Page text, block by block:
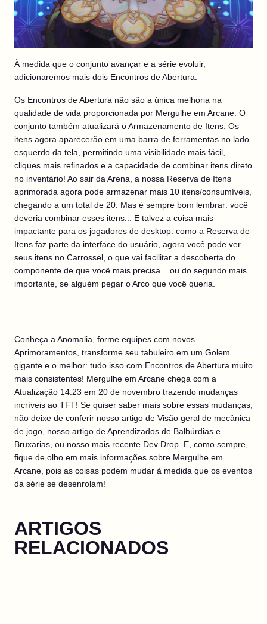
À medida que o conjunto avançar e a série evoluir,
adicionaremos mais dois Encontros de Abertura.
Os Encontros de Abertura não são a única melhoria na
qualidade de vida proporcionada por Mergulhe em Arcane. O
conjunto também atualizará o Armazenamento de Itens. Os
itens agora aparecerão em uma barra de ferramentas no lado
esquerdo da tela, permitindo uma visibilidade mais fácil,
cliques mais refinados e a capacidade de combinar itens direto
no inventário! Ao sair da Arena, a nossa Reserva de Itens
aprimorada agora pode armazenar mais 10 itens/consumíveis,
chegando a um total de 20. Mas é sempre bom lembrar: você
deveria combinar esses itens... E talvez a coisa mais
impactante para os jogadores de desktop: como a Reserva de
Itens faz parte da interface do usuário, agora você pode ver
seus itens no Carrossel, o que vai facilitar a descoberta do
componente de que você mais precisa... ou do segundo mais
importante, se alguém pegar o Arco que você queria.
Conheça a Anomalia, forme equipes com novos
Aprimoramentos, transforme seu tabuleiro em um Golem
gigante e o melhor: tudo isso com Encontros de Abertura muito
mais consistentes! Mergulhe em Arcane chega com a
Atualização 14.23 em 20 de novembro trazendo mudanças
incríveis ao TFT! Se quiser saber mais sobre essas mudanças,
não deixe de conferir nosso artigo de Visão geral de mecânica
de jogo , nosso artigo de Aprendizados de Balbúrdias e
Bruxarias, ou nosso mais recente Dev Drop . E, como sempre,
fique de olho em mais informações sobre Mergulhe em
Arcane, pois as coisas podem mudar à medida que os eventos
da série se desenrolam!
ARTIGOS
RELACIONADOS